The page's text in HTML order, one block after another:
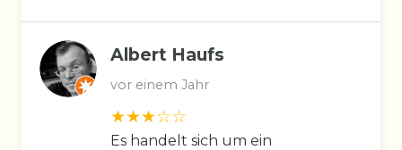
Albert Haufs
vor einem Jahr
Es handelt sich um ein